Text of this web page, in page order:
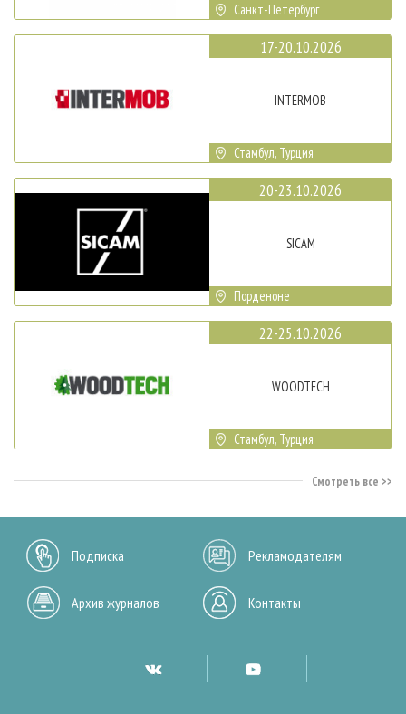
Санкт-Петербург
17-20.10.2026
INTERMOB
Стамбул, Турция
20-23.10.2026
SICAM
Порденоне
22-25.10.2026
WOODTECH
Стамбул, Турция
Смотреть все
Подписка Рекламодателям
Архив журналов Контакты